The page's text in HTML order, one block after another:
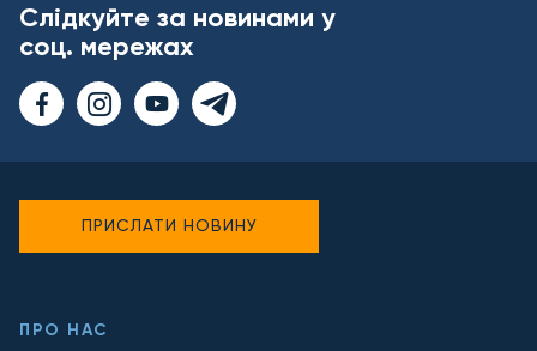
Слідкуйте за новинами у
соц. мережах
ПРО НАС
ПРИСЛАТИ НОВИНУ